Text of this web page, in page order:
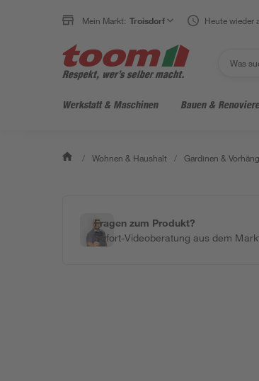
Mein Markt: Troisdorf Heute wieder
Werkstatt & Maschinen Bauen &
/ Wohnen & Haushalt / Gardinen &
Fragen zum Produkt?
Sofort-Videoberatung aus dem